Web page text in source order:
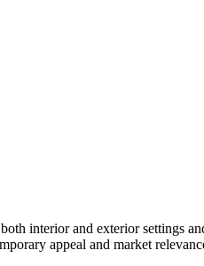
interior and exterior settings
appeal and market